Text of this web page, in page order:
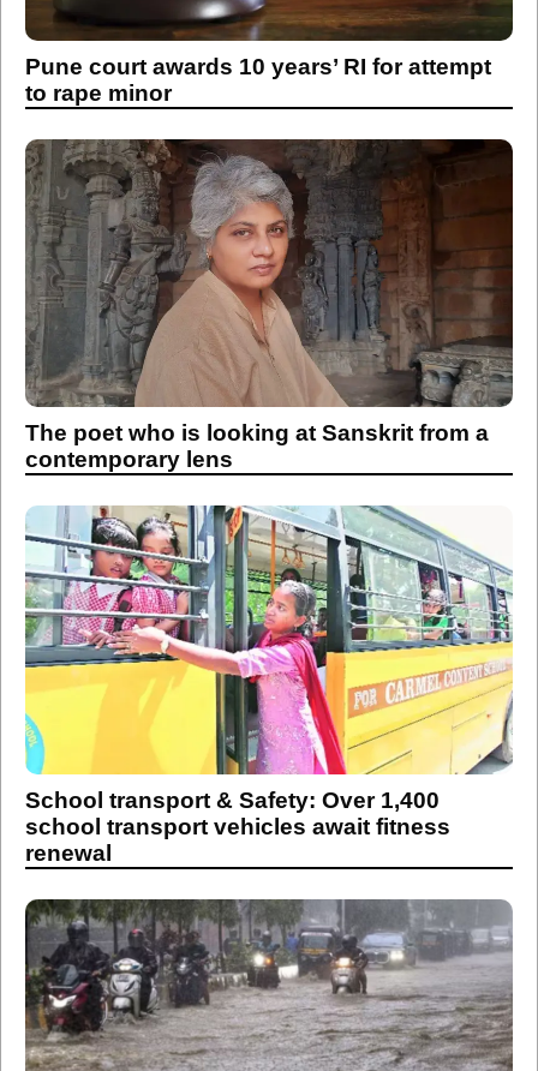
Pune court awards 10 years’ RI for attempt
to rape minor
The poet who is looking at Sanskrit from a
contemporary lens
School transport & Safety: Over 1,400
school transport vehicles await fitness
renewal